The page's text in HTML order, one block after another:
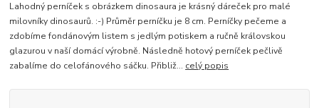
Lahodný perníček s obrázkem dinosaura je krásný dáreček pro malé
milovníky dinosaurů. :-) Průměr perníčku je 8 cm. Perníčky pečeme a
zdobíme fondánovým listem s jedlým potiskem a ručně královskou
glazurou v naší domácí výrobně. Následně hotový perníček pečlivě
zabalíme do celofánového sáčku. Přibliž... celý popis